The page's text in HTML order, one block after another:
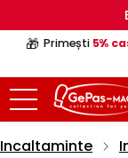
🎁 Primești 5%
Incaltaminte